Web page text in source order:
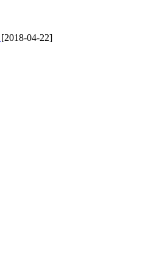
[2018-04-22]